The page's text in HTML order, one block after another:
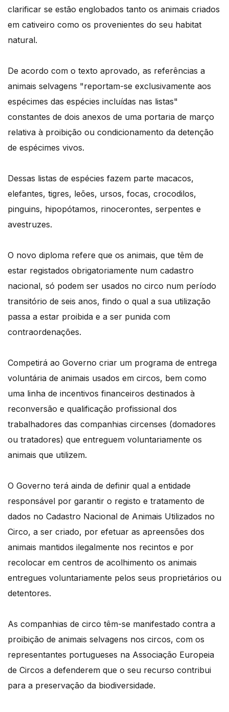
clarificar se estão englobados tanto os animais criados
em cativeiro como os provenientes do seu habitat
natural.
De acordo com o texto aprovado, as referências a
animais selvagens "reportam-se exclusivamente aos
espécimes das espécies incluídas nas listas"
constantes de dois anexos de uma portaria de março
relativa à proibição ou condicionamento da detenção
de espécimes vivos.
Dessas listas de espécies fazem parte macacos,
elefantes, tigres, leões, ursos, focas, crocodilos,
pinguins, hipopótamos, rinocerontes, serpentes e
avestruzes.
O novo diploma refere que os animais, que têm de
estar registados obrigatoriamente num cadastro
nacional, só podem ser usados no circo num período
transitório de seis anos, findo o qual a sua utilização
passa a estar proibida e a ser punida com
contraordenações.
Competirá ao Governo criar um programa de entrega
voluntária de animais usados em circos, bem como
uma linha de incentivos financeiros destinados à
reconversão e qualificação profissional dos
trabalhadores das companhias circenses (domadores
ou tratadores) que entreguem voluntariamente os
animais que utilizem.
O Governo terá ainda de definir qual a entidade
responsável por garantir o registo e tratamento de
dados no Cadastro Nacional de Animais Utilizados no
Circo, a ser criado, por efetuar as apreensões dos
animais mantidos ilegalmente nos recintos e por
recolocar em centros de acolhimento os animais
entregues voluntariamente pelos seus proprietários ou
detentores.
As companhias de circo têm-se manifestado contra a
proibição de animais selvagens nos circos, com os
representantes portugueses na Associação Europeia
de Circos a defenderem que o seu recurso contribui
para a preservação da biodiversidade.